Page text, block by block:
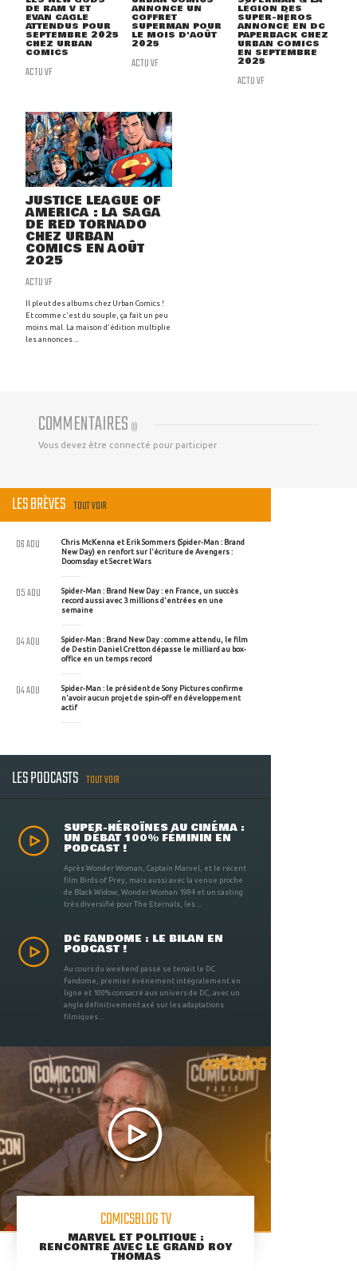
DE RAM V ET
EVAN CAGLE
ATTENDUS POUR
SEPTEMBRE 2025
CHEZ URBAN
COMICS
ACTU VF
ANNONCE UN
COFFRET
SUPERMAN POUR
LE MOIS D'AOÛT
2025
ACTU VF
LÉGION DES
SUPER-HÉROS
ANNONCÉ EN DC
PAPERBACK CHEZ
URBAN COMICS
EN SEPTEMBRE
2025
ACTU VF
JUSTICE LEAGUE OF
AMERICA : LA SAGA
DE RED TORNADO
CHEZ URBAN
COMICS EN AOÛT
2025
ACTU VF
Il pleut des albums chez Urban Comics !
Et comme c'est du souple, ça fait un peu
moins mal. La maison d'édition multiplie
les annonces ...
COMMENTAIRES (0)
Vous devez être connecté pour participer
LES BRÈVES TOUT VOIR
Chris McKenna et Erik Sommers (Spider-Man : Brand
New Day) en renfort sur l'écriture de Avengers :
Doomsday et Secret Wars
06 AOU
Spider-Man : Brand New Day : en France, un succès
record aussi avec 3 millions d'entrées en une
semaine
05 AOU
Spider-Man : Brand New Day : comme attendu, le film
de Destin Daniel Cretton dépasse le milliard au box-
office en un temps record
04 AOU
Spider-Man : le président de Sony Pictures confirme
n'avoir aucun projet de spin-off en développement
actif
04 AOU
LES PODCASTS TOUT VOIR
SUPER-HÉROÏNES AU CINÉMA :
UN DÉBAT 100% FÉMININ EN
PODCAST !
Après Wonder Woman, Captain Marvel, et le récent
film Birds of Prey, mais aussi avec la venue proche
de Black Widow, Wonder Woman 1984 et un casting
très diversifié pour The Eternals, les ...
DC FANDOME : LE BILAN EN
PODCAST !
Au cours du weekend passé se tenait le DC
Fandome, premier évènement intégralement en
ligne et 100% consacré aux univers de DC, avec un
angle définitivement axé sur les adaptations
filmiques ...
COMICSBLOG TV
MARVEL ET POLITIQUE :
RENCONTRE AVEC LE GRAND ROY
THOMAS